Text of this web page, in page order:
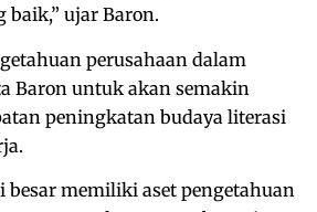
baik,” ujar Baron.
perusahaan dalam
Baron untuk akan semakin
peningkatan budaya literasi
besar memiliki aset pengetahuan